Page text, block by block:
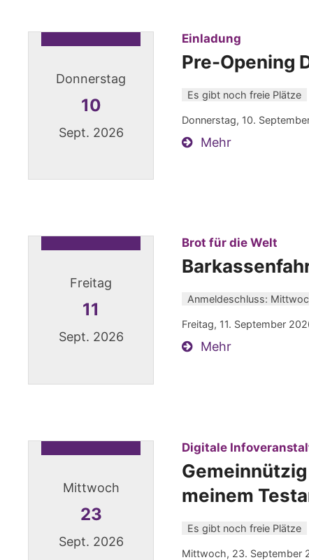
Donnerstag
10
Sept. 2026
Einladung
Pre-Opening
Es gibt noch freie Plätze
Donnerstag, 10.
Mehr
Freitag
11
Sept. 2026
Brot für die Welt
Anmeldeschluss:
Freitag, 11. September
Mehr
Mittwoch
23
Sept. 2026
Digitale
meinem
Es gibt noch freie Plätze
Mittwoch, 23. September